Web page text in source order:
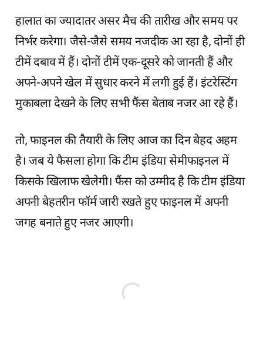
हालात का ज्यादातर असर मैच की तारीख और समय पर
निर्भर करेगा। जैसे-जैसे समय नजदीक आ रहा है, दोनों ही
टीमें दबाव में हैं। दोनों टीमें एक-दूसरे को जानती हैं और
अपने-अपने खेल में सुधार करने में लगी हुई हैं। इंटरेस्टिंग
मुकाबला देखने के लिए सभी फैंस बेताब नजर आ रहे हैं।
तो, फाइनल की तैयारी के लिए आज का दिन बेहद अहम
है। जब ये फैसला होगा कि टीम इंडिया सेमीफाइनल में
किसके खिलाफ खेलेगी। फैंस को उम्मीद है कि टीम इंडिया
अपनी बेहतरीन फॉर्म जारी रखते हुए फाइनल में अपनी
जगह बनाते हुए नजर आएगी।